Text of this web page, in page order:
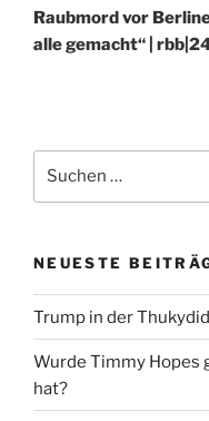
Beitrag
Raubmord vor
alle gemacht“ |
nach:
NEUESTE
Trump in der
Wurde Timmy Hopes
hat?